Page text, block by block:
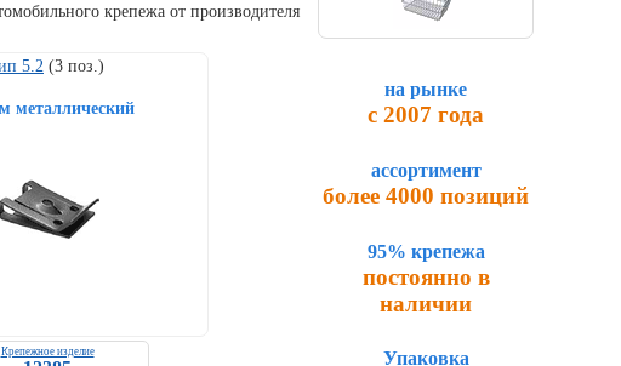
крепежа от производителя
5.2 (3 поз.)
металлический
Крепежное изделие
на рынке
с 2007 года
ассортимент
более 4000 позиций
95% крепежа
постоянно в
наличии
Упаковка